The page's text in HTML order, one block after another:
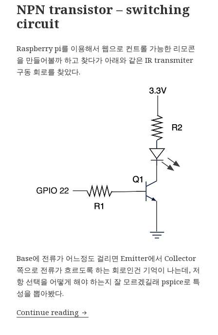
NPN transistor – switching
circuit
Raspberry pi를 이용해서 웹으로 컨트롤 가능한 리모콘
을 만들어볼까 하고 찾다가 아래와 같은 IR transmiter
구동 회로를 찾았다.
Base에 전류가 어느정도 걸리면 Emitter에서 Collector
쪽으로 전류가 흐르도록 하는 회로인건 기억이 나는데, 저
항 선택을 어떻게 해야 하는지 잘 모르겠길래 pspice로 특
성을 뽑아봤다.
Continue reading NPN transistor – switching circuit